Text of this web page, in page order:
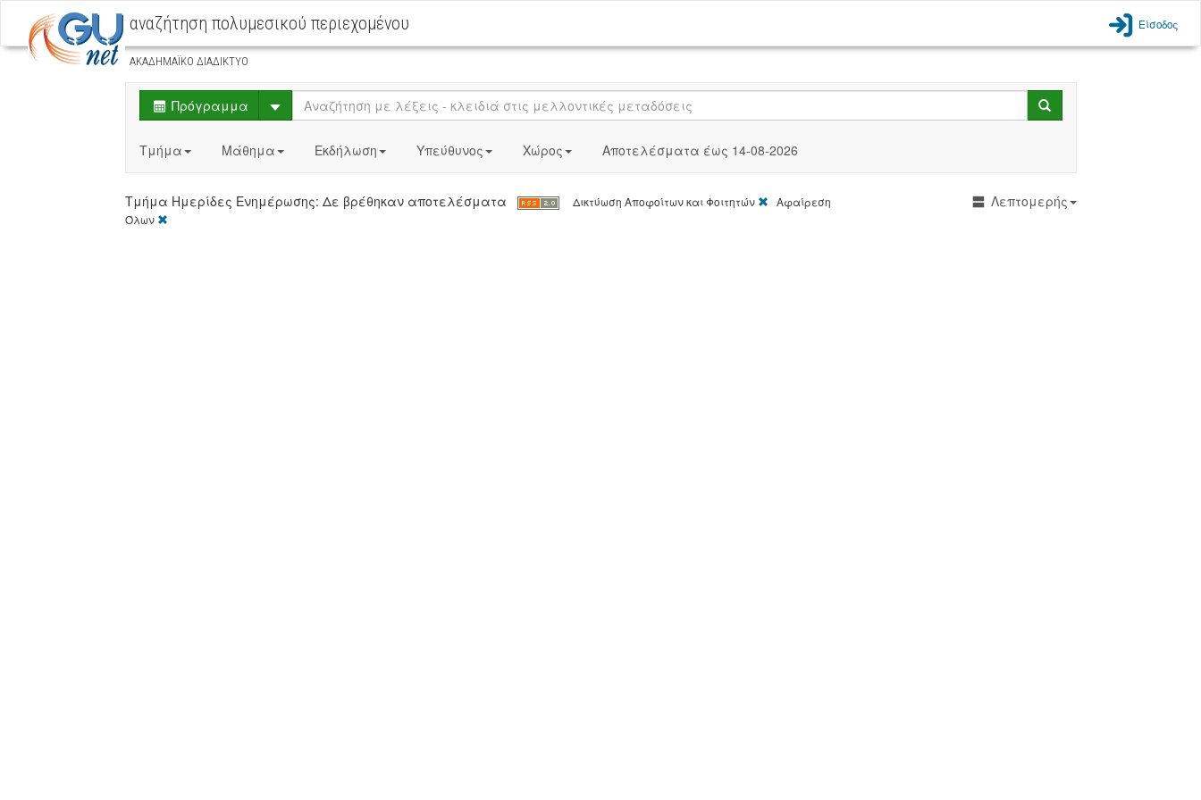
αναζήτηση πολυμεσικού περιεχομένου
ΑΚΑΔΗΜΑΪΚΟ ΔΙΑΔΙΚΤΥΟ
Είσοδος
Πρόγραμμα Select Search
Τμήμα Μάθημα Εκδήλωση Υπεύθυνος Χώρος Αποτελέσματα έως 14-08-2026
Τμήμα Ημερίδες Ενημέρωσης: Δε βρέθηκαν αποτελέσματα Δικτύωση Αποφοίτων και Φοιτητών [X]Αφαίρεση
Όλων
[X]
Λεπτομερής